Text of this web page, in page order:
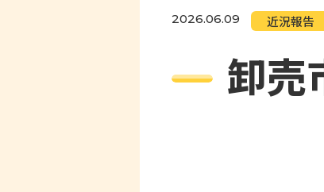
2026.06.09 近況報告
卸売